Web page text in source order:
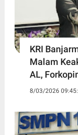
KRI
Malam
AL,
8/03/2026